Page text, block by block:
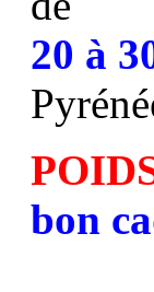
20 à
bon